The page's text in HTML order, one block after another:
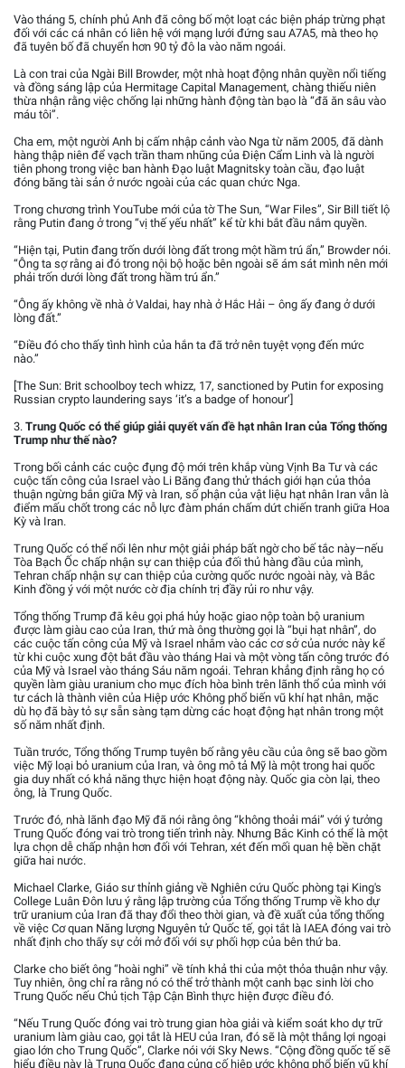
Vào tháng 5, chính phủ Anh đã công bố một loạt các biện pháp trừng phạt
đối với các cá nhân có liên hệ với mạng lưới đứng sau A7A5, mà theo họ
đã tuyên bố đã chuyển hơn 90 tỷ đô la vào năm ngoái.
Là con trai của Ngài Bill Browder, một nhà hoạt động nhân quyền nổi tiếng
và đồng sáng lập của Hermitage Capital Management, chàng thiếu niên
thừa nhận rằng việc chống lại những hành động tàn bạo là “đã ăn sâu vào
máu tôi”.
Cha em, một người Anh bị cấm nhập cảnh vào Nga từ năm 2005, đã dành
hàng thập niên để vạch trần tham nhũng của Điện Cẩm Linh và là người
tiên phong trong việc ban hành Đạo luật Magnitsky toàn cầu, đạo luật
đóng băng tài sản ở nước ngoài của các quan chức Nga.
Trong chương trình YouTube mới của tờ The Sun, “War Files”, Sir Bill tiết lộ
rằng Putin đang ở trong “vị thế yếu nhất” kể từ khi bắt đầu nắm quyền.
“Hiện tại, Putin đang trốn dưới lòng đất trong một hầm trú ẩn,” Browder nói.
“Ông ta sợ rằng ai đó trong nội bộ hoặc bên ngoài sẽ ám sát mình nên mới
phải trốn dưới lòng đất trong hầm trú ẩn.”
“Ông ấy không về nhà ở Valdai, hay nhà ở Hắc Hải – ông ấy đang ở dưới
lòng đất.”
“Điều đó cho thấy tình hình của hắn ta đã trở nên tuyệt vọng đến mức
nào.”
[The Sun: Brit schoolboy tech whizz, 17, sanctioned by Putin for exposing
Russian crypto laundering says ‘it’s a badge of honour’]
3. Trung Quốc có thể giúp giải quyết vấn đề hạt nhân Iran của Tổng thống
Trump như thế nào?
Trong bối cảnh các cuộc đụng độ mới trên khắp vùng Vịnh Ba Tư và các
cuộc tấn công của Israel vào Li Băng đang thử thách giới hạn của thỏa
thuận ngừng bắn giữa Mỹ và Iran, số phận của vật liệu hạt nhân Iran vẫn là
điểm mấu chốt trong các nỗ lực đàm phán chấm dứt chiến tranh giữa Hoa
Kỳ và Iran.
Trung Quốc có thể nổi lên như một giải pháp bất ngờ cho bế tắc này—nếu
Tòa Bạch Ốc chấp nhận sự can thiệp của đối thủ hàng đầu của mình,
Tehran chấp nhận sự can thiệp của cường quốc nước ngoài này, và Bắc
Kinh đồng ý với một nước cờ địa chính trị đầy rủi ro như vậy.
Tổng thống Trump đã kêu gọi phá hủy hoặc giao nộp toàn bộ uranium
được làm giàu cao của Iran, thứ mà ông thường gọi là “bụi hạt nhân”, do
các cuộc tấn công của Mỹ và Israel nhắm vào các cơ sở của nước này kể
từ khi cuộc xung đột bắt đầu vào tháng Hai và một vòng tấn công trước đó
của Mỹ và Israel vào tháng Sáu năm ngoái. Tehran khẳng định rằng họ có
quyền làm giàu uranium cho mục đích hòa bình trên lãnh thổ của mình với
tư cách là thành viên của Hiệp ước Không phổ biến vũ khí hạt nhân, mặc
dù họ đã bày tỏ sự sẵn sàng tạm dừng các hoạt động hạt nhân trong một
số năm nhất định.
Tuần trước, Tổng thống Trump tuyên bố rằng yêu cầu của ông sẽ bao gồm
việc Mỹ loại bỏ uranium của Iran, và ông mô tả Mỹ là một trong hai quốc
gia duy nhất có khả năng thực hiện hoạt động này. Quốc gia còn lại, theo
ông, là Trung Quốc.
Trước đó, nhà lãnh đạo Mỹ đã nói rằng ông “không thoải mái” với ý tưởng
Trung Quốc đóng vai trò trong tiến trình này. Nhưng Bắc Kinh có thể là một
lựa chọn dễ chấp nhận hơn đối với Tehran, xét đến mối quan hệ bền chặt
giữa hai nước.
Michael Clarke, Giáo sư thỉnh giảng về Nghiên cứu Quốc phòng tại King's
College Luân Đôn lưu ý rằng lập trường của Tổng thống Trump về kho dự
trữ uranium của Iran đã thay đổi theo thời gian, và đề xuất của tổng thống
về việc Cơ quan Năng lượng Nguyên tử Quốc tế, gọi tắt là IAEA đóng vai trò
nhất định cho thấy sự cởi mở đối với sự phối hợp của bên thứ ba.
Clarke cho biết ông “hoài nghi” về tính khả thi của một thỏa thuận như vậy.
Tuy nhiên, ông chỉ ra rằng nó có thể trở thành một canh bạc sinh lời cho
Trung Quốc nếu Chủ tịch Tập Cận Bình thực hiện được điều đó.
“Nếu Trung Quốc đóng vai trò trung gian hòa giải và kiểm soát kho dự trữ
uranium làm giàu cao, gọi tắt là HEU của Iran, đó sẽ là một thắng lợi ngoại
giao lớn cho Trung Quốc”, Clarke nói với Sky News. “Cộng đồng quốc tế sẽ
hiểu điều này là Trung Quốc đang củng cố hiệp ước không phổ biến vũ khí